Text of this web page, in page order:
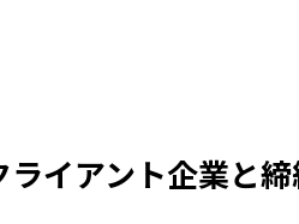
イアント企業と